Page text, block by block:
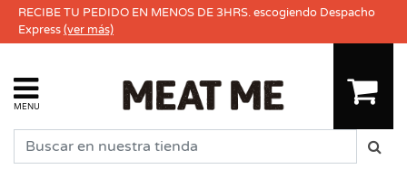
RECIBE TU PEDIDO EN MENOS DE 3HRS. escogiendo Despacho
Express(ver más)
MENU